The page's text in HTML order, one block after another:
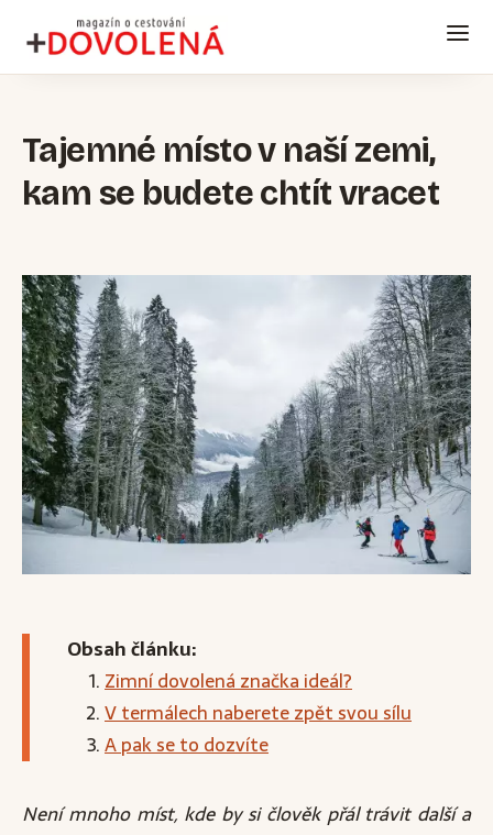
Tajemné místo v naší zemi,
kam se budete chtít vracet
Obsah článku:
Zimní dovolená značka ideál?
V termálech naberete zpět svou sílu
A pak se to dozvíte
Není mnoho míst, kde by si člověk přál trávit další a